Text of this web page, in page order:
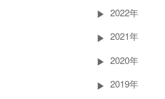
2022年
2021年
2020年
2019年